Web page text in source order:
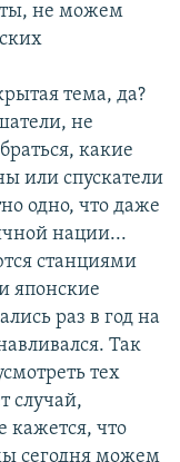
не можем
тема, да?
не
какие
или спускатели
одно, что даже
нации...
станциями
японские
раз в год на
Так
тех
случай,
кажется, что
сегодня можем